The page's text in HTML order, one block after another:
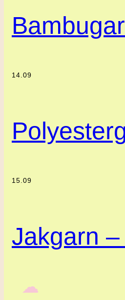
14.09
15.09
Jakgarn
‎ ‎‎ ☁︎‎‎